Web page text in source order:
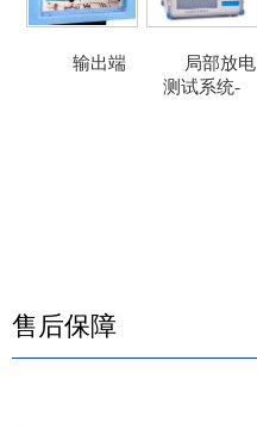
输出端
局部放电
测试系统-
售后保障